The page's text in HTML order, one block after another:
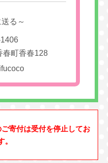
る～
春町香春128
寄付は受付を停止してお
。